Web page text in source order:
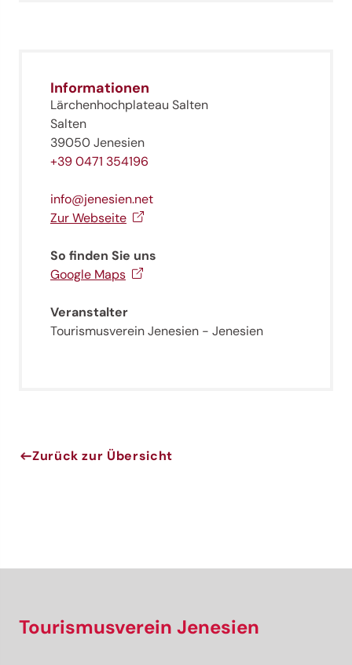
Informationen
Lärchenhochplateau Salten
Salten
39050 Jenesien
+39 0471 354196
info@jenesien.net
Zur Webseite
So finden Sie uns
Google Maps
Veranstalter
Tourismusverein Jenesien - Jenesien
Zurück zur Übersicht
Tourismusverein Jenesien
Jenesien-Newsletter
Jenesien auch in der Ferne immer ganz nah - mit
unserem Newsletter!
unserer sanften Ferienregion direkt nach Hause.
Wir freuen uns auf dich!